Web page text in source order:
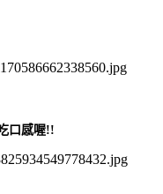
口感喔!!